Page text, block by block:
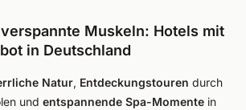
Muskeln: Hotels mit
in Deutschland
Natur, Entdeckungstouren durch
und entspannende Spa-Momente in